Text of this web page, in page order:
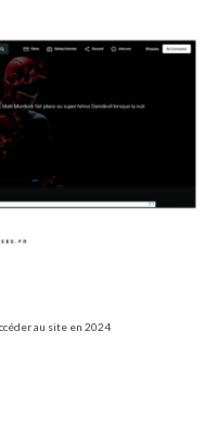
au site en 2024